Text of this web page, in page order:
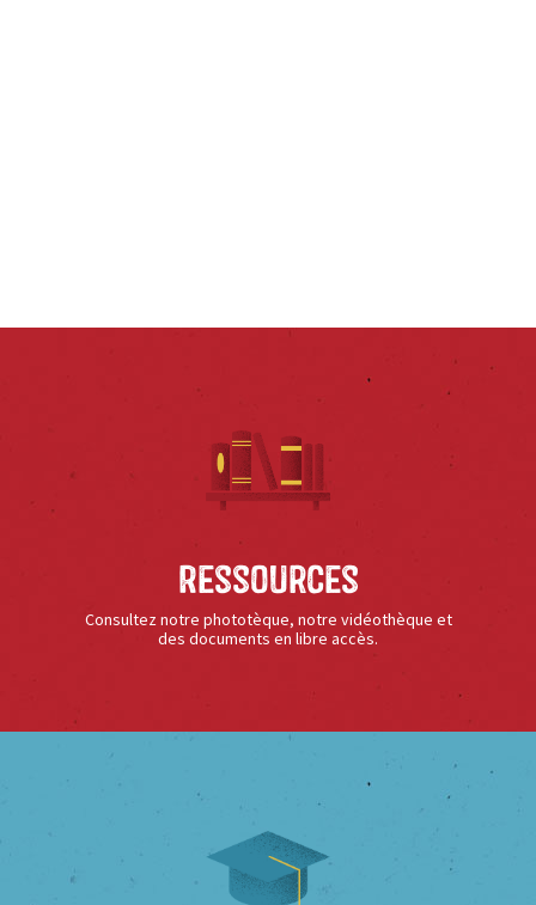
Ressources
Consultez notre phototèque, notre vidéothèque et
des documents en libre accès.